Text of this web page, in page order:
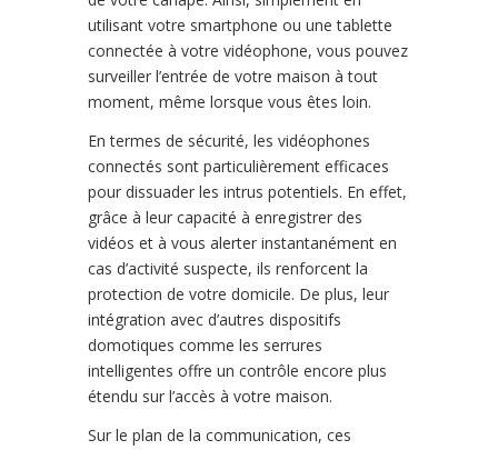
utilisant votre smartphone ou une tablette
connectée à votre vidéophone, vous pouvez
surveiller l’entrée de votre maison à tout
moment, même lorsque vous êtes loin.
En termes de sécurité, les vidéophones
connectés sont particulièrement efficaces
pour dissuader les intrus potentiels. En effet,
grâce à leur capacité à enregistrer des
vidéos et à vous alerter instantanément en
cas d’activité suspecte, ils renforcent la
protection de votre domicile. De plus, leur
intégration avec d’autres dispositifs
domotiques comme les serrures
intelligentes offre un contrôle encore plus
étendu sur l’accès à votre maison.
Sur le plan de la communication, ces